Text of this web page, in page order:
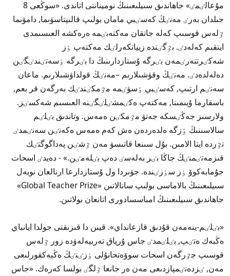
مۇعالٸمٸ» جاھاندىق سىيلىعىنىڭ نومينانتى اتاندى. «سوڭعى 8
جىلدان بەرٸ مەنٸڭ كەسٸبي مامان بولىپ قالىپتاسۋىما, دامۋىما
ٷلەس قوسىپ كەلە جاتقان مەكتەبٸمە ەرەكشە العىسىمدى
ايتقىم كەلەدٸ. بٷگٸندە زيياتكەرلٸك مەكتەپ ٶز
شەكٸرتتەرٸمەن بٸرگە ۇستازدارىنىڭ دا بٸرگە ٶسەتٸندٸگٸن
دەلەلدەدٸ. مەنٸڭ وقۋشىلارىم –مەنٸڭ قولداۋشىلارىم. ماعان
سەنٸم ارتىپ, كەسٸبي ٶسۋٸمە مٷمكٸندٸك بەرگەن قر بعم,
باسقارما ۇيىمىنا, مەكتەپ ەكٸمشٸلٸگٸنە العىسىم شەكسٸز.
ولارسىز جەڭٸسكە جەتۋ مٷمكٸن ەمەس. وتاندىق بٸلٸم
سالاسىنىڭ ٶزگە ەلدەردەن ەش كەم ەمەس ەكەنٸن سەنٸمدٸ
تٷردە ايتا الامىن. بۇل سىنعا قاتىسۋ مەن ٷشٸن پەداگوگتٸك
قىزمەتٸمنٸڭ جاڭا بٸر بەلەسٸ دەپ بٸلەمٸن.» - دەيدٸ اسحات
جۇمابەكوۆ ٶز سٶزٸندە. جۋىردا ول ۇستازدارعا ارنالعان نوبەل
سىيلىعىنىڭ بالاماسى بولىپ سانالاتىن «Global Teacher Prize»
جاھاندىق سىيلىعىنىڭ امباسسادورى اتانعان بولاتىن.
«بٸلٸم-ينەمەن قۇدىق قازعانداي». قيىن دا قىزىقتى جولدا ايانباي
ەڭبەك ەتٸپ, بٸلٸمدٸ جاس ۇرپاق تەربيەلەۋدە زور ٷلەس
قوسىپ جٷرگەن اسحات سوۆەتحانۇلى ٶزٸنٸڭ ەڭبەكقورلىعى
مەن, ٸزدەنٸمپازدىعى مەن ەر جانعا ٷلگٸ بولسا كەرەك. «جاس